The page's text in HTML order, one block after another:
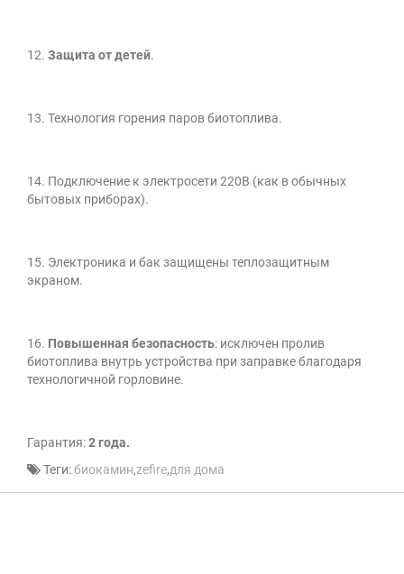
12. Защита от детей.
13. Технология горения паров биотоплива.
14. Подключение к электросети 220В (как в обычных
бытовых приборах).
15. Электроника и бак защищены теплозащитным
экраном.
16. Повышенная безопасность: исключен пролив
биотоплива внутрь устройства при заправке благодаря
технологичной горловине.
Гарантия:2 года.
Теги:биокамин,zefire,для дома